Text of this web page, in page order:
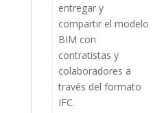
entregar y
compartir el modelo
BIM con
contratistas y
colaboradores a
través del formato
IFC.